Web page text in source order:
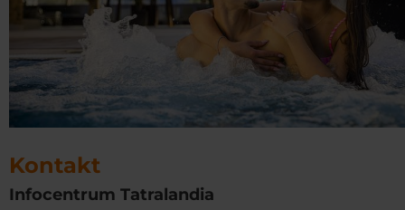
Kontakt
Infocentrum Tatralandia